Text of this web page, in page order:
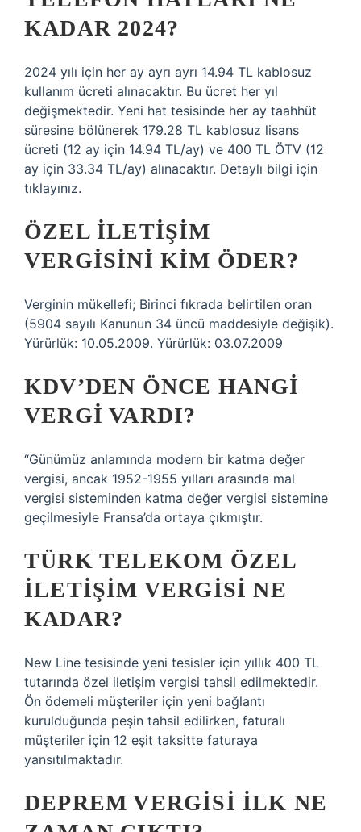
KADAR 2024?
2024 yılı için her ay ayrı ayrı 14.94 TL kablosuz
kullanım ücreti alınacaktır. Bu ücret her yıl
değişmektedir. Yeni hat tesisinde her ay taahhüt
süresine bölünerek 179.28 TL kablosuz lisans
ücreti (12 ay için 14.94 TL/ay) ve 400 TL ÖTV (12
ay için 33.34 TL/ay) alınacaktır. Detaylı bilgi için
tıklayınız.
ÖZEL ILETIŞIM
VERGISINI KIM ÖDER?
Verginin mükellefi; Birinci fıkrada belirtilen oran
(5904 sayılı Kanunun 34 üncü maddesiyle değişik).
Yürürlük: 10.05.2009. Yürürlük: 03.07.2009
KDV’DEN ÖNCE HANGI
VERGI VARDI?
“Günümüz anlamında modern bir katma değer
vergisi, ancak 1952-1955 yılları arasında mal
vergisi sisteminden katma değer vergisi sistemine
geçilmesiyle Fransa’da ortaya çıkmıştır.
TÜRK TELEKOM ÖZEL
ILETIŞIM VERGISI NE
KADAR?
New Line tesisinde yeni tesisler için yıllık 400 TL
tutarında özel iletişim vergisi tahsil edilmektedir.
Ön ödemeli müşteriler için yeni bağlantı
kurulduğunda peşin tahsil edilirken, faturalı
müşteriler için 12 eşit taksitte faturaya
yansıtılmaktadır.
DEPREM VERGISI ILK NE